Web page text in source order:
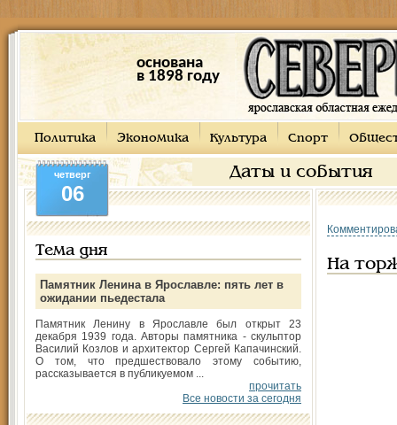
основана
в 1898 году
Политика Экономика Культура Спорт
Даты и события
четверг
06
Тема дня
Памятник Ленина в Ярославле: пять лет в
ожидании пьедестала
Памятник Ленину в Ярославле был открыт 23
декабря 1939 года. Авторы памятника - скульптор
Василий Козлов и архитектор Сергей Капачинский.
О том, что предшествовало этому событию,
рассказывается в публикуемом ...
прочитать
Все новости за сегодня
На